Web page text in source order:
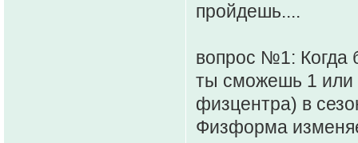
пройдешь....
вопрос №1: Когда
ты сможешь 1 или
физцентра) в
Физформа